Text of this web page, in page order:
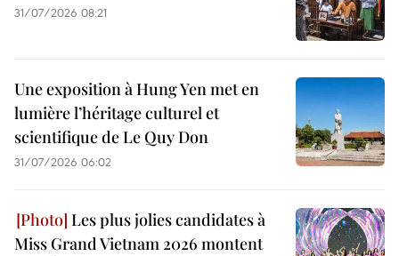
31/07/2026 08:21
Une exposition à Hung Yen met en
lumière l’héritage culturel et
scientifique de Le Quy Don
31/07/2026 06:02
Les plus jolies candidates à
Miss Grand Vietnam 2026 montent